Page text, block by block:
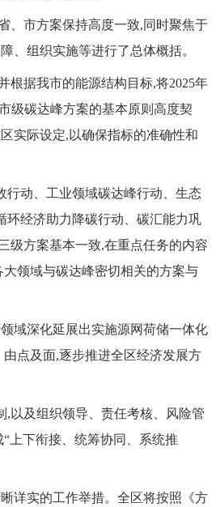
、市方案保持高度一致,同时聚焦于
、组织实施等进行了总体概括。
根据我市的能源结构目标,将2025年
级碳达峰方案的基本原则高度契
实际设定,以确保指标的准确性和
行动、工业领域碳达峰行动、生态
环经济助力降碳行动、碳汇能力巩
级方案基本一致,在重点任务的内容
领域与碳达峰密切相关的方案与
域深化延展出实施源网荷储一体化
点及面,逐步推进全区经济发展方
以及组织领导、责任考核、风险管
上下衔接、统筹协同、系统推
详实的工作举措。全区将按照《方